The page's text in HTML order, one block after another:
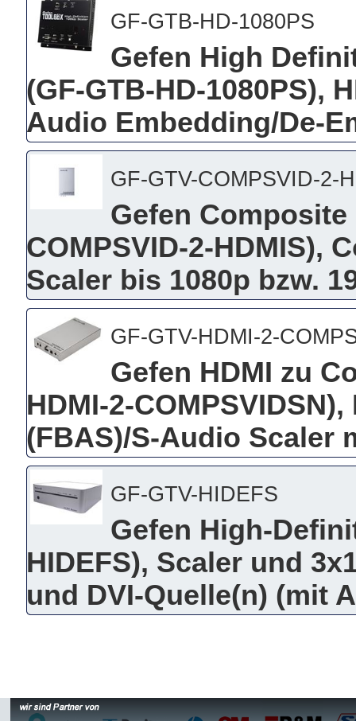
GF-GTB-HD-1080PS
Gefen High
(GF-GTB-HD-1080PS),
Audio Embedding/De-
GF-GTV-COMPSVID-2-
Gefen Composite
COMPSVID-2-HDMIS),
Scaler bis 1080p bzw.
GF-GTV-HDMI-2-
Gefen HDMI zu
HDMI-2-
(FBAS)/S-Audio Scaler
GF-GTV-HIDEFS
Gefen High-
HIDEFS), Scaler und
und DVI-Quelle(n) (mit